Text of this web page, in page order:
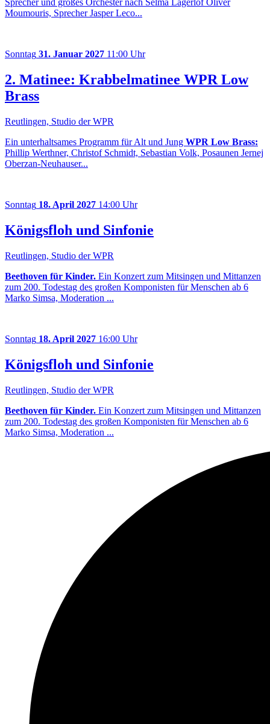
Sprecher und großes Orchester nach Selma Lagerlöf Oliver
Moumouris, Sprecher Jasper Leco...
Sonntag 31. Januar 2027 11:00 Uhr
2. Matinee: Krabbelmatinee WPR Low
Brass
Reutlingen, Studio der WPR
Ein unterhaltsames Programm für Alt und Jung WPR Low Brass:
Phillip Werthner, Christof Schmidt, Sebastian Volk, Posaunen Jernej
Oberzan-Neuhauser...
Sonntag 18. April 2027 14:00 Uhr
Königsfloh und Sinfonie
Reutlingen, Studio der WPR
Beethoven für Kinder. Ein Konzert zum Mitsingen und Mittanzen
zum 200. Todestag des großen Komponisten für Menschen ab 6
Marko Simsa, Moderation ...
Sonntag 18. April 2027 16:00 Uhr
Königsfloh und Sinfonie
Reutlingen, Studio der WPR
Beethoven für Kinder. Ein Konzert zum Mitsingen und Mittanzen
zum 200. Todestag des großen Komponisten für Menschen ab 6
Marko Simsa, Moderation ...